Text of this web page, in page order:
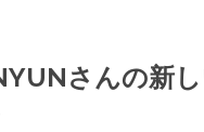
さんの新